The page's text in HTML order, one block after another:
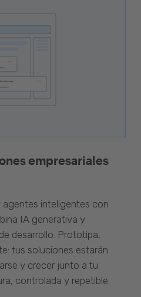
empresariales
inteligentes con
IA generativa y
desarrollo. Prototipa,
tus soluciones estarán
y crecer junto a tu
controlada y repetible.